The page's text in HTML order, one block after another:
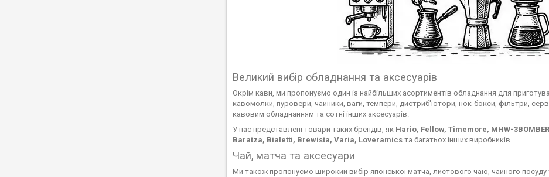
Великий вибір обладнання та аксесуарів
Окрім кави, ми пропонуємо один із найбільших асортиментів обладнання для
кавомолки, пуровери, чайники, ваги, темпери, дистриб'ютори, нок-бокси, фільтри,
кавовим обладнанням та сотні інших аксесуарів.
У нас представлені товари таких брендів, як Hario, Fellow, Timemore, MHW-
Baratza, Bialetti, Brewista, Varia, Loveramics та багатьох інших виробників.
Чай, матча та аксесуари
Ми також пропонуємо широкий вибір японської матча, листового чаю, чайного посуду